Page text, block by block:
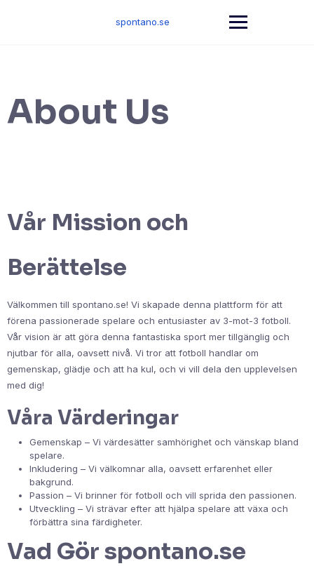
spontano.se
About Us
Vår Mission och
Berättelse
Välkommen till spontano.se! Vi skapade denna plattform för att
förena passionerade spelare och entusiaster av 3-mot-3 fotboll.
Vår vision är att göra denna fantastiska sport mer tillgänglig och
njutbar för alla, oavsett nivå. Vi tror att fotboll handlar om
gemenskap, glädje och att ha kul, och vi vill dela den upplevelsen
med dig!
Våra Värderingar
Gemenskap – Vi värdesätter samhörighet och vänskap bland
spelare.
Inkludering – Vi välkomnar alla, oavsett erfarenhet eller
bakgrund.
Passion – Vi brinner för fotboll och vill sprida den passionen.
Utveckling – Vi strävar efter att hjälpa spelare att växa och
förbättra sina färdigheter.
Vad Gör spontano.se